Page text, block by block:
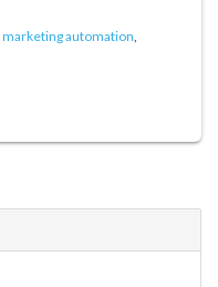
marketing automation,